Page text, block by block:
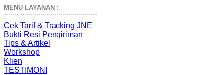
MENU LAYANAN :
Cek Tarif & Tracking JNE
Bukti Resi Pengiriman
Tips & Artikel
Workshop
Klien
TESTIMONI